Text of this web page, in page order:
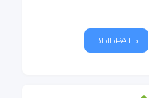
ВЫБРАТЬ